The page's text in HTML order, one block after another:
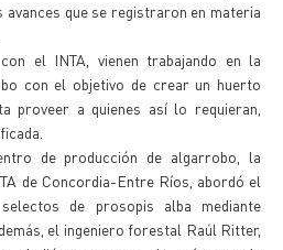
que se registraron en materia
el INTA, vienen trabajando en la
con el objetivo de crear un huerto
proveer a quienes así lo requieran,
de producción de algarrobo, la
de Concordia-Entre Ríos, abordó el
de prosopis alba mediante
el ingeniero forestal Raúl Ritter,